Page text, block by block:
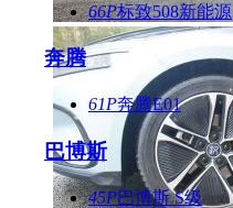
66P标致508新能源
奔腾
61P奔腾E01
巴博斯
45P巴博斯 S级